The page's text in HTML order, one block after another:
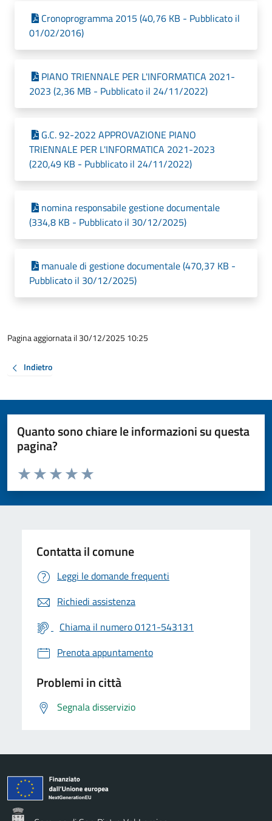
Cronoprogramma 2015 (40,76 KB - Pubblicato il
01/02/2016)
PIANO TRIENNALE PER L'INFORMATICA 2021-
2023 (2,36 MB - Pubblicato il 24/11/2022)
G.C. 92-2022 APPROVAZIONE PIANO
TRIENNALE PER L'INFORMATICA 2021-2023
(220,49 KB - Pubblicato il 24/11/2022)
nomina responsabile gestione documentale
(334,8 KB - Pubblicato il 30/12/2025)
manuale di gestione documentale (470,37 KB -
Pubblicato il 30/12/2025)
Pagina aggiornata il 30/12/2025 10:25
Indietro
Quanto sono chiare le informazioni su questa
pagina?
Valuta da 1 a 5 stelle la pagina
Valuta 5 stelle su 5
Valuta 4 stelle su 5
Valuta 3 stelle su 5
Valuta 2 stelle su 5
Valuta 1 stelle su 5
Contatta il comune
Leggi le domande frequenti
Richiedi assistenza
Chiama il numero 0121-543131
Prenota appuntamento
Problemi in città
Segnala disservizio